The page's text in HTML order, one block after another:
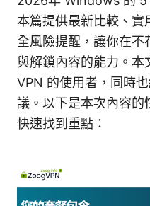
本篇提供最新比較、實
全風險提醒，讓你在不
與解鎖內容的能力。本
VPN 的使用者，同時
議。以下是本次內容的
快速找到重點：